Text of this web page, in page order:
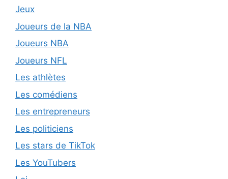
Jeux
Joueurs de la NBA
Joueurs NBA
Joueurs NFL
Les athlètes
Les comédiens
Les entrepreneurs
Les politiciens
Les stars de TikTok
Les YouTubers